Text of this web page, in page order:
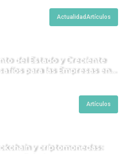
ActualidadArtículos
del Estado y Creciente
para las Empresas en
Artículos
y criptomonedas: